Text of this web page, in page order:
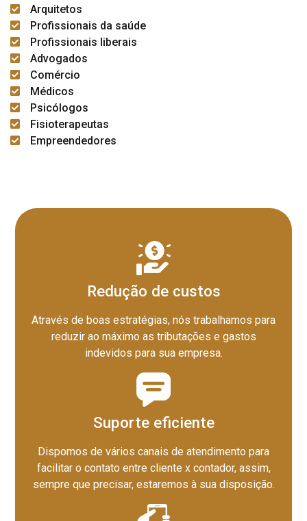
Arquitetos
Profissionais da saúde
Profissionais liberais
Advogados
Comércio
Médicos
Psicólogos
Fisioterapeutas
Empreendedores
Redução de custos
Através de boas estratégias, nós trabalhamos para
reduzir ao máximo as tributações e gastos
indevidos para sua empresa.
Suporte eficiente
Dispomos de vários canais de atendimento para
facilitar o contato entre cliente x contador, assim,
sempre que precisar, estaremos à sua disposição.